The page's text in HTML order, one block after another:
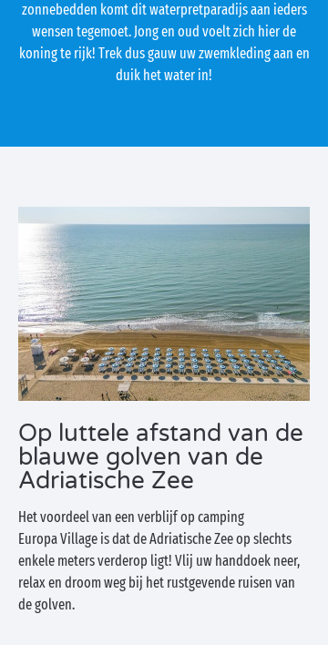
zonnebedden komt dit waterpretparadijs aan ieders
wensen tegemoet. Jong en oud voelt zich hier de
koning te rijk! Trek dus gauw uw zwemkleding aan en
duik het water in!
Op luttele afstand van de
blauwe golven van de
Adriatische Zee
Het voordeel van een verblijf op camping
Europa Village is dat de Adriatische Zee op slechts
enkele meters verderop ligt! Vlij uw handdoek neer,
relax en droom weg bij het rustgevende ruisen van
de golven.